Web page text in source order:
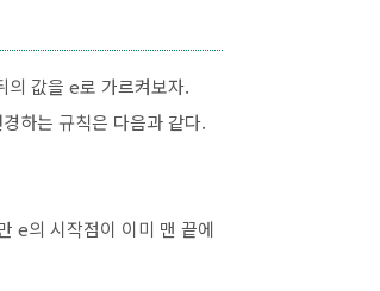
의 값을 e로 가르켜보자.
하는 규칙은 다음과 같다.
e의 시작점이 이미 맨 끝에